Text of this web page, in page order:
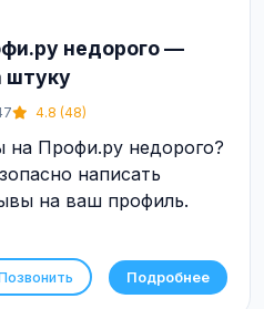
недорого —
штуку
4.8 (48)
Профи.ру недорого?
написать
на ваш профиль.
Подробнее